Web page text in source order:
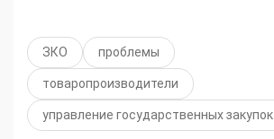
ЗКО проблемы
товаропроизводители
управление государственных закупок